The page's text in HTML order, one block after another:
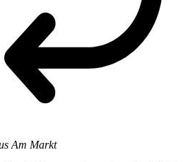
Am Markt